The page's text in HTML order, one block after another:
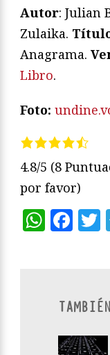
Autor: Julian
Zulaika.
Anagrama.
Libro.
Foto:
4.8/5 (8
por favor)